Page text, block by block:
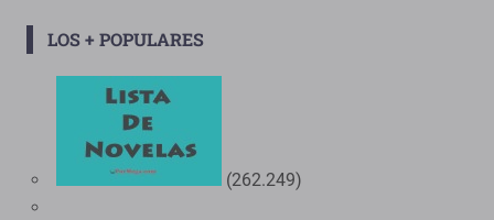
LOS + POPULARES
(262.249)